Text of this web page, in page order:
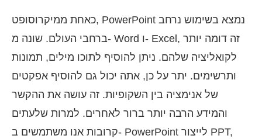
כאחת ממיקרוסופט, PowerPoint נמצא בשימוש נרחב
ברחבי העולם. שונה מ- Word ו- Excel, זה דומה יותר
לקואליציה שלהם. ניתן להוסיף לתוכו מילים, תמונות
ותרשימים. יתר על כן, אתה יכול גם להוסיף אפקטים
של אנימציה בין השקופיות. זה עושה את ההקשר
והמידע הרבה יותר ברור לאחרים. למרות שלעתים
קרובות אנו משתמשים ב- PowerPoint לייצור PPT,